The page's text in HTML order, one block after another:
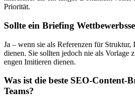
Priorität.
Sollte ein Briefing
Ja – wenn sie als Referenzen für
dienen. Sie sollten jedoch nie als Vorlage
engen Imitieren dienen.
Was ist die beste SEO-Content-
Teams?